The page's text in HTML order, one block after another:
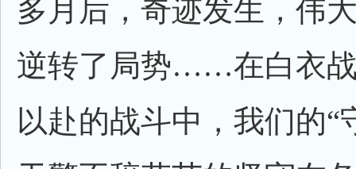
多月后，奇迹发生，伟
逆转了局势……在白衣
以赴的战斗中，我们的“